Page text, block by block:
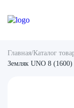
Главная/Каталог
Земляк UNO 8 (1600)